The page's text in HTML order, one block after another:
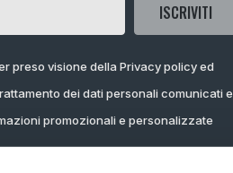
ISCRIVITI
preso visione della Privacy policy ed
dei dati personali comunicati e
promozionali e personalizzate